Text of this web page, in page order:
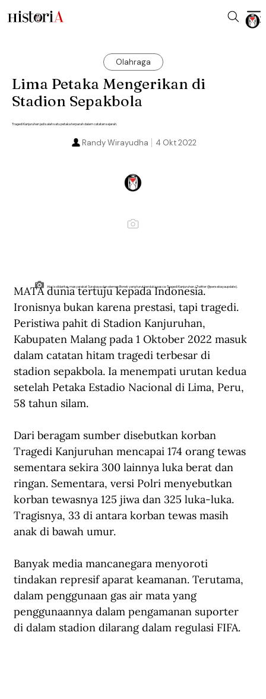
Olahraga
Lima Petaka Mengerikan di
Stadion Sepakbola
Tragedi Kanjuruhan jadi salah satu petaka terparah dalam catatan sejarah.
4 Okt 2022
Randy Wirayudha
Aksi solidaritas masyarakat Surabaya dan elemen Bonek yang turut berduka pasca-Tragedi Kanjuruhan. (Twitter @persebayaupdate).
MATA dunia tertuju kepada Indonesia.
Ironisnya bukan karena prestasi, tapi tragedi.
Peristiwa pahit di Stadion Kanjuruhan,
Kabupaten Malang pada 1 Oktober 2022 masuk
dalam catatan hitam tragedi terbesar di
stadion sepakbola. Ia menempati urutan kedua
setelah Petaka Estadio Nacional di Lima, Peru,
58 tahun silam.
Dari beragam sumber disebutkan korban
Tragedi Kanjuruhan mencapai 174 orang tewas
sementara sekira 300 lainnya luka berat dan
ringan. Sementara, versi Polri menyebutkan
korban tewasnya 125 jiwa dan 325 luka-luka.
Tragisnya, 33 di antara korban tewas masih
anak di bawah umur.
Banyak media mancanegara menyoroti
tindakan represif aparat keamanan. Terutama,
dalam penggunaan gas air mata yang
penggunaannya dalam pengamanan suporter
di dalam stadion dilarang dalam regulasi FIFA.